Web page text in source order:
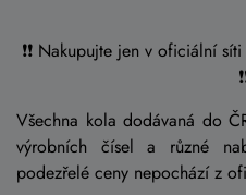
❗️❗️ Nakupujte jen v oficiální
Všechna kola dodávaná do
výrobních čísel a různé
podezřelé ceny nepochází z